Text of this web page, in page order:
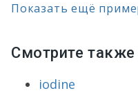
Показать ещё
Смотрите также
iodine